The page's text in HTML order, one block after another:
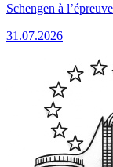
Schengen à l’épreuve
31.07.2026